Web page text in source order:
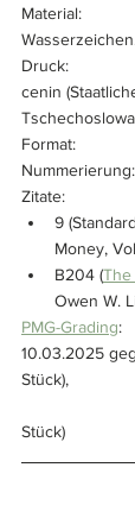
Material:			Papier ohne
Wasserzeichen.
Druck:			Státní tiskárna
cenin
9
Money,
B204 (The
Owen W.
PMG-Grading: 		20 Stück zum
10.03.2025
Stück),
Stück)